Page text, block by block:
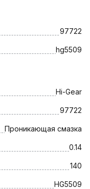
97722
hg5509
Hi-Gear
97722
Проникающая смазка
0.14
140
HG5509